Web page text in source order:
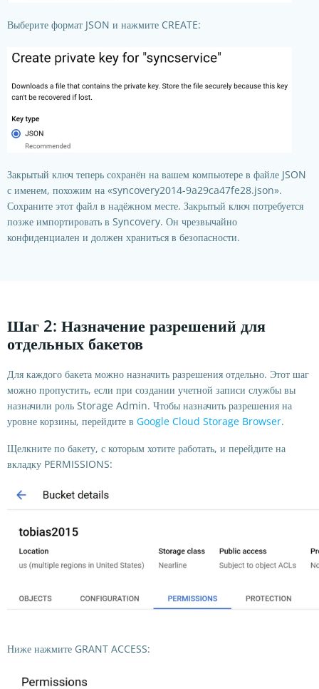
Выберите формат JSON и нажмите CREATE:
Закрытый ключ теперь сохранён на вашем компьютере в файле JSON
с именем, похожим на «syncovery2014-9a29ca47fe28.json».
Сохраните этот файл в надёжном месте. Закрытый ключ потребуется
позже импортировать в Syncovery. Он чрезвычайно
конфиденциален и должен храниться в безопасности.
Шаг 2: Назначение разрешений для
отдельных бакетов
Для каждого бакета можно назначить разрешения отдельно. Этот шаг
можно пропустить, если при создании учетной записи службы вы
назначили роль Storage Admin. Чтобы назначить разрешения на
уровне корзины, перейдите в Google Cloud Storage Browser.
Щелкните по бакету, с которым хотите работать, и перейдите на
вкладку PERMISSIONS:
Ниже нажмите GRANT ACCESS: